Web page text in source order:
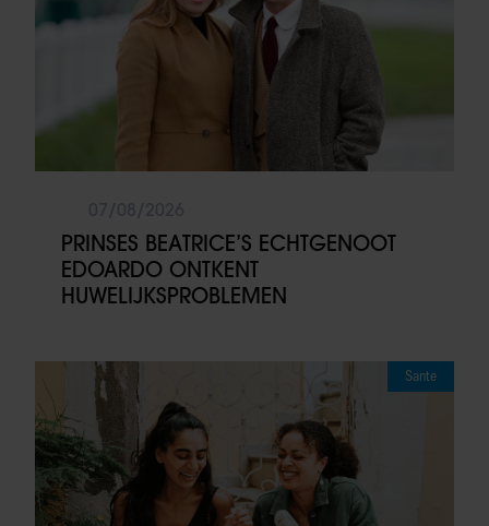
PRINSES BEATRICE’S ECHTGENOOT
EDOARDO ONTKENT
HUWELIJKSPROBLEMEN
Sante